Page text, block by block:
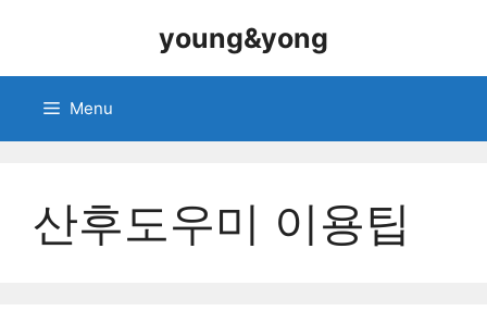
young&yong
Menu
산후도우미 이용팁